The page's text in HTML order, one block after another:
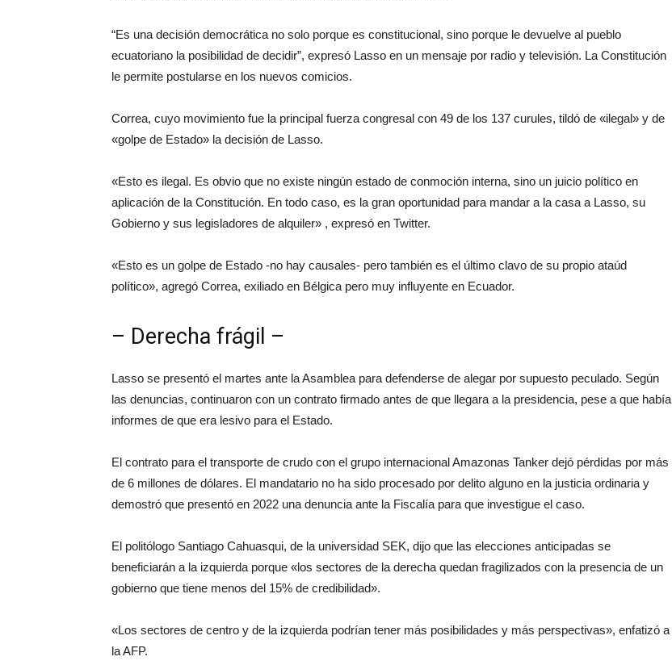
“Es una decisión democrática no solo porque es constitucional, sino porque le devuelve al pueblo
ecuatoriano la posibilidad de decidir”, expresó Lasso en un mensaje por radio y televisión. La Constitución
le permite postularse en los nuevos comicios.
Correa, cuyo movimiento fue la principal fuerza congresal con 49 de los 137 curules, tildó de «ilegal» y de
«golpe de Estado» la decisión de Lasso.
«Esto es ilegal. Es obvio que no existe ningún estado de conmoción interna, sino un juicio político en
aplicación de la Constitución. En todo caso, es la gran oportunidad para mandar a la casa a Lasso, su
Gobierno y sus legisladores de alquiler» , expresó en Twitter.
«Esto es un golpe de Estado -no hay causales- pero también es el último clavo de su propio ataúd
político», agregó Correa, exiliado en Bélgica pero muy influyente en Ecuador.
– Derecha frágil –
Lasso se presentó el martes ante la Asamblea para defenderse de alegar por supuesto peculado. Según
las denuncias, continuaron con un contrato firmado antes de que llegara a la presidencia, pese a que había
informes de que era lesivo para el Estado.
El contrato para el transporte de crudo con el grupo internacional Amazonas Tanker dejó pérdidas por más
de 6 millones de dólares. El mandatario no ha sido procesado por delito alguno en la justicia ordinaria y
demostró que presentó en 2022 una denuncia ante la Fiscalía para que investigue el caso.
El politólogo Santiago Cahuasqui, de la universidad SEK, dijo que las elecciones anticipadas se
beneficiarán a la izquierda porque «los sectores de la derecha quedan fragilizados con la presencia de un
gobierno que tiene menos del 15% de credibilidad».
«Los sectores de centro y de la izquierda podrían tener más posibilidades y más perspectivas», enfatizó a
la AFP.